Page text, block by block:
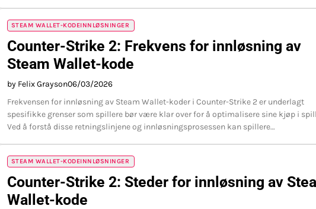
STEAM WALLET-KODEINNLØSNINGER
Counter-Strike 2: Frekvens for innløsning av
Steam Wallet-kode
by Felix Grayson06/03/2026
Frekvensen for innløsning av Steam Wallet-koder i Counter-Strike 2 er underlagt
spesifikke grenser som spillere bør være klar over for å optimalisere sine kjøp i
Ved å forstå disse retningslinjene og innløsningsprosessen kan spillere…
STEAM WALLET-KODEINNLØSNINGER
Counter-Strike 2: Steder for innløsning av
Wallet-kode